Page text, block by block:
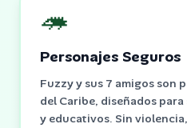
🦔
Personajes Seguros
Fuzzy y sus 7 amigos son
del Caribe, diseñados
y educativos. Sin